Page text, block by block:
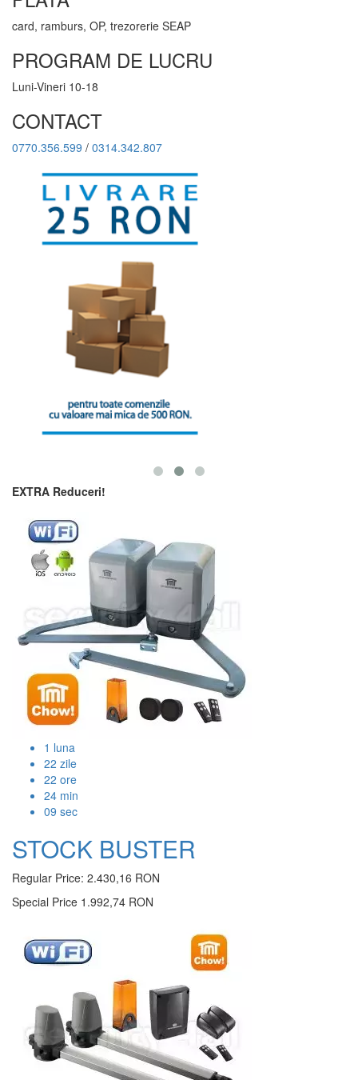
card, ramburs, OP, trezorerie SEAP
PROGRAM DE LUCRU
Luni-Vineri 10-18
CONTACT
0770.356.599 / 0314.342.807
EXTRA Reduceri!
1 luna
22 zile
22 ore
24 min
09 sec
STOCK BUSTER
Regular Price: 2.430,16 RON
Special Price 1.992,74 RON